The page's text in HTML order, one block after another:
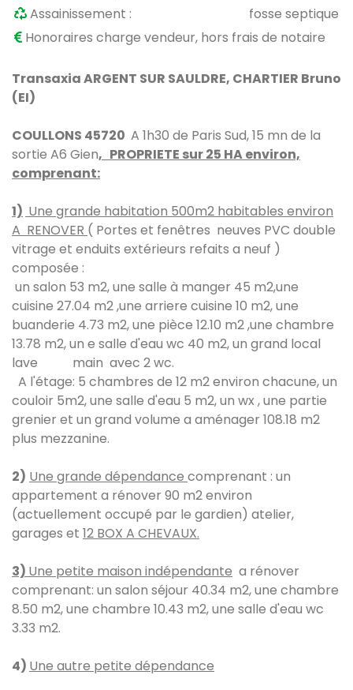
Assainissement :
fosse septique
Honoraires charge vendeur, hors frais de notaire
Transaxia ARGENT SUR SAULDRE, CHARTIER Bruno
(EI)
COULLONS 45720 A 1h30 de Paris Sud, 15 mn de la
sortie A6 Gien, PROPRIETE sur 25 HA environ,
comprenant:
1) Une grande habitation 500m2 habitables environ
A RENOVER ( Portes et fenêtres neuves PVC double
vitrage et enduits extérieurs refaits a neuf )
composée :
un salon 53 m2, une salle à manger 45 m2,une
cuisine 27.04 m2 ,une arriere cuisine 10 m2, une
buanderie 4.73 m2, une pièce 12.10 m2 ,une chambre
13.78 m2, un e salle d'eau wc 40 m2, un grand local
lave main avec 2 wc.
A l'étage: 5 chambres de 12 m2 environ chacune, un
couloir 5m2, une salle d'eau 5 m2, un wx , une partie
grenier et un grand volume a aménager 108.18 m2
plus mezzanine.
2) Une grande dépendance comprenant : un
appartement a rénover 90 m2 environ
(actuellement occupé par le gardien) atelier,
garages et 12 BOX A CHEVAUX.
3) Une petite maison indépendante a rénover
comprenant: un salon séjour 40.34 m2, une chambre
8.50 m2, une chambre 10.43 m2, une salle d'eau wc
3.33 m2.
4) Une autre petite dépendance